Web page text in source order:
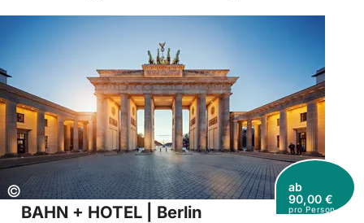
Copyright:
©
ab
90,00 €
pro Person
BAHN + HOTEL | Berlin